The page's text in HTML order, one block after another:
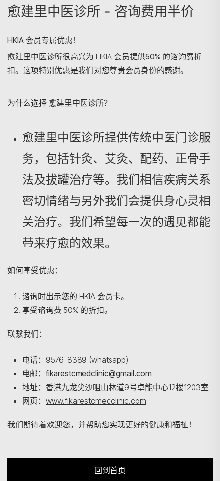
愈建里中医诊所 - 咨询费用半价
HKIA 会员专属优惠！
愈建里中医诊所很高兴为 HKIA 会员提供50% 的谘询费折
扣。这项特别优惠是我们对您尊贵会员身份的感谢。
为什么选择 愈建里中医诊所？
愈建里中医诊所提供传统中医门诊服
务，包括针灸、艾灸、配药、正骨手
法及拔罐治疗等。我们相信疾病关系
密切情绪与另外我们会提供身心灵相
关治疗。我们希望每一次的遇见都能
带来疗愈的效果。
如何享受优惠：
谘询时出示您的 HKIA 会员卡。
享受谘询费 50% 的折扣。
联繫我们：
电话：9576-8389 (whatsapp)
电邮： fikarestcmedclinic@gmail.com
地址：香港九龙尖沙咀山林道9号卓能中心12楼1203室
网页： www.fikarestcmedclinic.com
我们期待着欢迎您，并帮助您实现更好的健康和福祉！
回到首页